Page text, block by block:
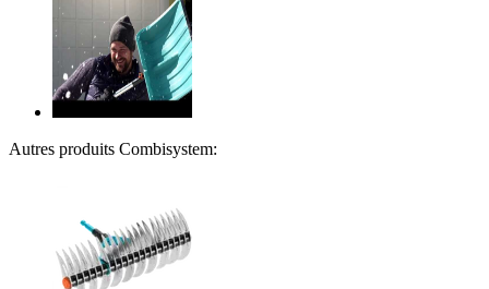
Autres produits Combisystem: